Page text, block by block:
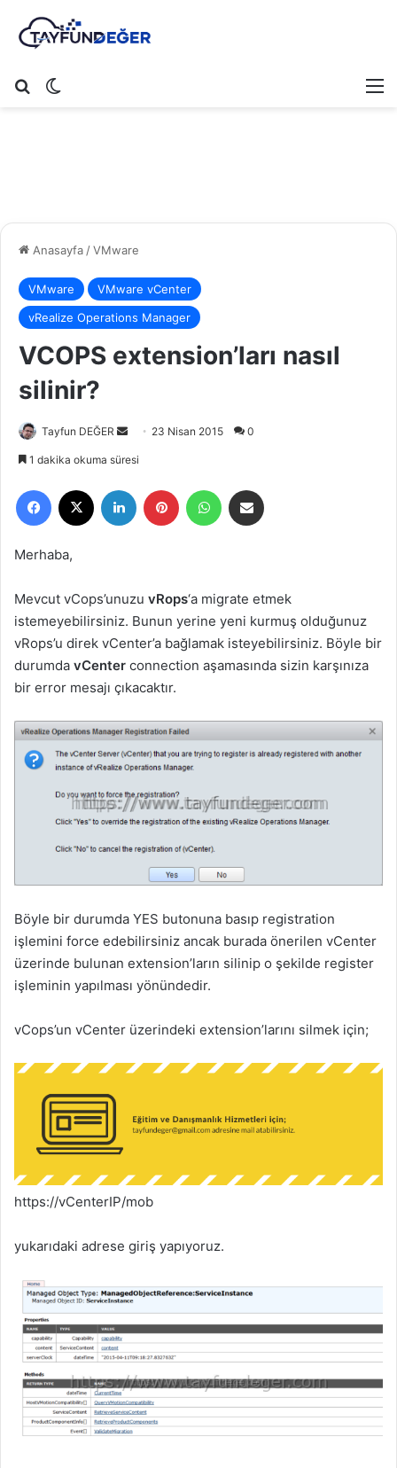
Arama yap ...
Anasayfa/VMware
VMware
VMware vCenter
vRealize Operations Manager
VCOPS extension’ları nasıl
silinir?
Tayfun DEĞER
e
-
t
a
g
ö
n
e
r
m
e
k
23 Nisan 2015 0
1 dakika okuma süresi
Merhaba,
Mevcut vCops’unuzu vRops‘a migrate etmek
istemeyebilirsiniz. Bunun yerine yeni kurmuş olduğunuz
vRops’u direk vCenter’a bağlamak isteyebilirsiniz. Böyle bir
durumda vCenter connection aşamasında sizin karşınıza
bir error mesajı çıkacaktır.
Böyle bir durumda YES butonuna basıp registration
işlemini force edebilirsiniz ancak burada önerilen vCenter
üzerinde bulunan extension’ların silinip o şekilde register
işleminin yapılması yönündedir.
vCops’un vCenter üzerindeki extension’larını silmek için;
https://vCenterIP/mob
yukarıdaki adrese giriş yapıyoruz.